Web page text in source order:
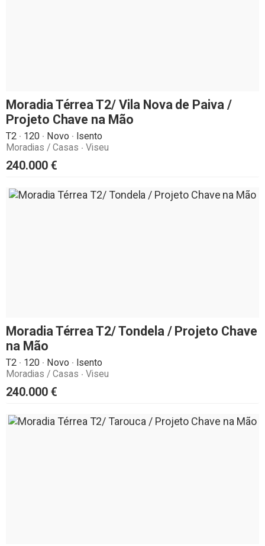
Moradia Térrea T2/ Vila Nova de Paiva /
Projeto Chave na Mão
T2 120 Novo
Isento
Moradias / Casas
Viseu
240.000 €
Moradia Térrea T2/ Tondela / Projeto Chave
na Mão
T2 120 Novo
Isento
Moradias / Casas
Viseu
240.000 €